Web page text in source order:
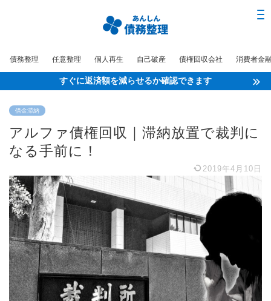
債務整理 任意整理 個人再生 自己破産 債権回収会社 消費者金
すぐに返済額を減らせるか確認できます
借金滞納
アルファ債権回収｜滞納放置で裁判に
なる手前に！
2019年4月10日